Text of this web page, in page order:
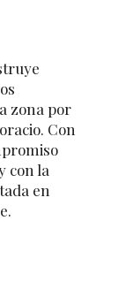
zona por
Con
con la
en